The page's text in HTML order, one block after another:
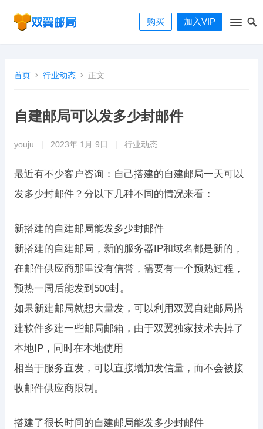
购买 加入VIP
首页 行业动态 正文
自建邮局可以发多少封邮件
youju 2023年 1月 9日 行业动态
最近有不少客户咨询：自己搭建的自建邮局一天可以
发多少封邮件？分以下几种不同的情况来看：
新搭建的自建邮局能发多少封邮件
新搭建的自建邮局，新的服务器IP和域名都是新的，
在邮件供应商那里没有信誉，需要有一个预热过程，
预热一周后能发到500封。
如果新建邮局就想大量发，可以利用双翼自建邮局搭
建软件多建一些邮局邮箱，由于双翼独家技术去掉了
本地IP，同时在本地使用
相当于服务直发，可以直接增加发信量，而不会被接
收邮件供应商限制。
搭建了很长时间的自建邮局能发多少封邮件